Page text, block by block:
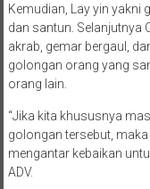
Kemudian, Lay yin yakni
dan santun. Selanjutnya
akrab, gemar bergaul,
golongan orang yang
orang lain.
“Jika kita khususnya
golongan tersebut,
mengantar kebaikan
ADV.